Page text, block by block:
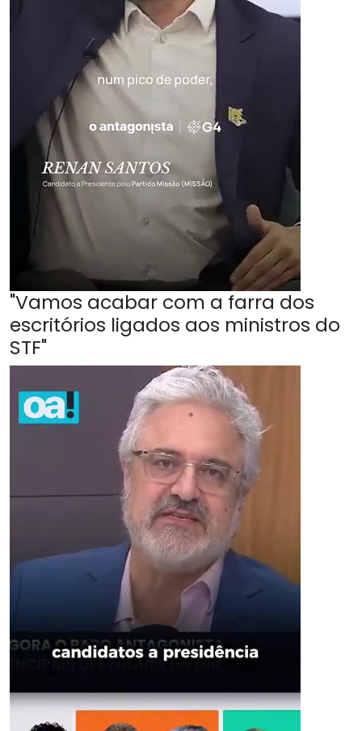
"Vamos acabar com a farra dos
escritórios ligados aos ministros do
STF"